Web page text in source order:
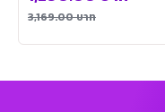
3,169.00บาท